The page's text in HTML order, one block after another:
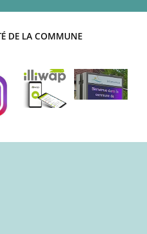
DE LA COMMUNE